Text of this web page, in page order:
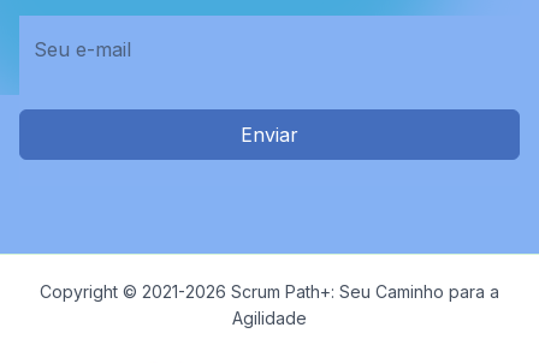
Enviar
Copyright © 2021-2026 Scrum Path+: Seu Caminho para a
Agilidade